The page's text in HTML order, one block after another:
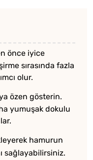
önce iyice
sırasında fazla
olur.
özen gösterin.
yumuşak dokulu
hamurun
sağlayabilirsiniz.